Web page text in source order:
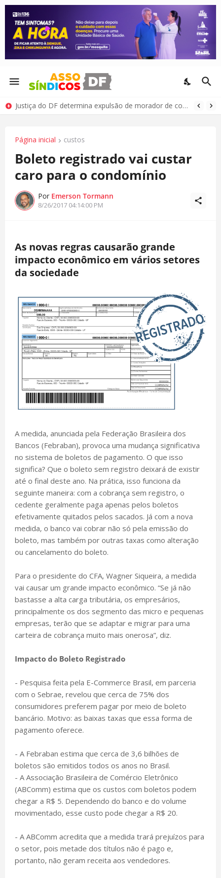
Justiça do DF determina expulsão de morador de condomínio por comportamento antissocial
Página inicial custos
Boleto registrado vai custar
caro para o condomínio
Por Emerson Tormann
8/26/2017 04:14:00 PM
As novas regras causarão grande
impacto econômico em vários setores
da sociedade
A medida, anunciada pela Federação Brasileira dos
Bancos (Febraban), provoca uma mudança significativa
no sistema de boletos de pagamento. O que isso
significa? Que o boleto sem registro deixará de existir
até o final deste ano. Na prática, isso funciona da
seguinte maneira: com a cobrança sem registro, o
cedente geralmente paga apenas pelos boletos
efetivamente quitados pelos sacados. Já com a nova
medida, o banco vai cobrar não só pela emissão do
boleto, mas também por outras taxas como alteração
ou cancelamento do boleto.
Para o presidente do CFA, Wagner Siqueira, a medida
vai causar um grande impacto econômico. “Se já não
bastasse a alta carga tributária, os empresários,
principalmente os dos segmento das micro e pequenas
empresas, terão que se adaptar e migrar para uma
carteira de cobrança muito mais onerosa”, diz.
Impacto do Boleto Registrado
- Pesquisa feita pela E-Commerce Brasil, em parceria
com o Sebrae, revelou que cerca de 75% dos
consumidores preferem pagar por meio de boleto
bancário. Motivo: as baixas taxas que essa forma de
pagamento oferece.
- A Febraban estima que cerca de 3,6 bilhões de
boletos são emitidos todos os anos no Brasil.
- A Associação Brasileira de Comércio Eletrônico
(ABComm) estima que os custos com boletos podem
chegar a R$ 5. Dependendo do banco e do volume
movimentado, esse custo pode chegar a R$ 20.
- A ABComm acredita que a medida trará prejuízos para
o setor, pois metade dos títulos não é pago e,
portanto, não geram receita aos vendedores.